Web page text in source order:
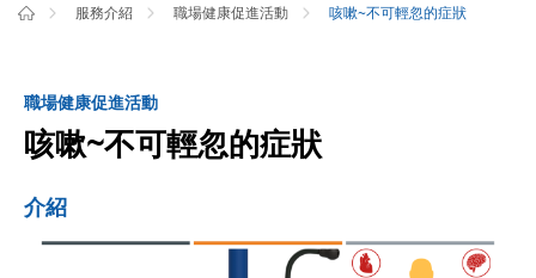
服務介紹 職場健康促進活動 咳嗽~不可輕忽的症狀
職場健康促進活動
咳嗽~不可輕忽的症狀
介紹